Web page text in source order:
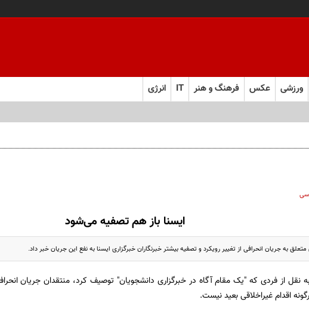
ورزشی عکس فرهنگ و هنر IT انرژی
ایسنا باز هم تصفیه می‌شود
به جریان انحرافی از تغییر رویکرد و تصفیه بیشتر خبرنگاران خبرگزاری ایسنا به نفع این جریان خبر داد.
نقل از فردی که "یک مقام آگاه در خبرگزاری دانشجویان" توصیف کرد، منتقدان جریان
اقدام غیراخلاقی بعید نیست.